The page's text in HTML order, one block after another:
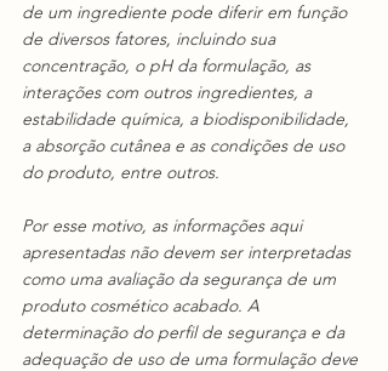
de um ingrediente pode diferir em função
de diversos fatores, incluindo sua
concentração, o pH da formulação, as
interações com outros ingredientes, a
estabilidade química, a biodisponibilidade,
a absorção cutânea e as condições de uso
do produto, entre outros.
Por esse motivo, as informações aqui
apresentadas não devem ser interpretadas
como uma avaliação da segurança de um
produto cosmético acabado. A
determinação do perfil de segurança e da
adequação de uso de uma formulação deve